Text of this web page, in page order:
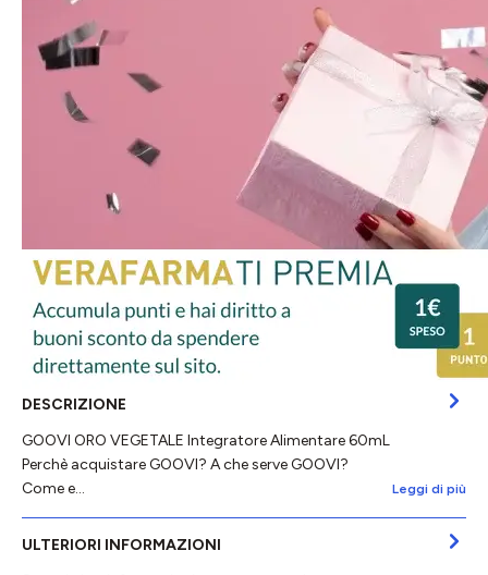
DESCRIZIONE
GOOVI ORO VEGETALE Integratore Alimentare 60mL
Perchè acquistare GOOVI? A che serve GOOVI?
Come e…
Leggi di più
ULTERIORI INFORMAZIONI